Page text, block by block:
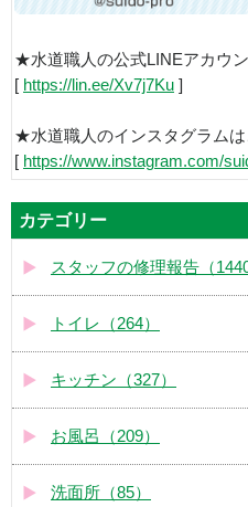
★水道職人の公式LINEアカウ
[ https://lin.ee/Xv7j7Ku ]
★水道職人のインスタグラムは
[ https://www.instagram.com/
カテゴリー
スタッフの修理報告（1440
トイレ（264）
キッチン（327）
お風呂（209）
洗面所（85）